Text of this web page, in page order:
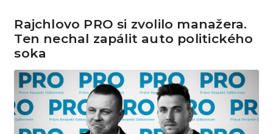
Rajchlovo PRO si zvolilo manažera.
Ten nechal zapálit auto politického
soka